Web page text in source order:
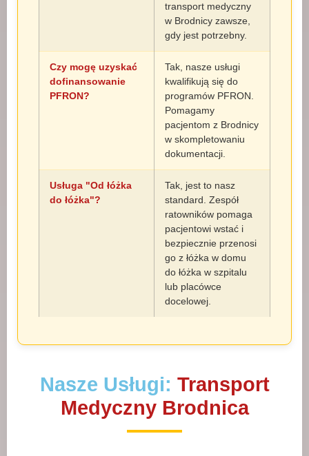
transport medyczny
w Brodnicy zawsze,
gdy jest potrzebny.
Czy mogę uzyskać
dofinansowanie
PFRON?
Tak, nasze usługi
kwalifikują się do
programów PFRON.
Pomagamy
pacjentom z Brodnicy
w skompletowaniu
dokumentacji.
Usługa "Od łóżka
do łóżka"?
Tak, jest to nasz
standard. Zespół
ratowników pomaga
pacjentowi wstać i
bezpiecznie przenosi
go z łóżka w domu
do łóżka w szpitalu
lub placówce
docelowej.
Nasze Usługi: Transport
Medyczny Brodnica